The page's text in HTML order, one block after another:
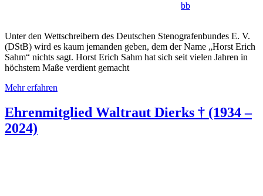
bb
Unter den Wettschreibern des Deutschen Stenografenbundes E. V.
(DStB) wird es kaum jemanden geben, dem der Name „Horst Erich
Sahm“ nichts sagt. Horst Erich Sahm hat sich seit vielen Jahren in
höchstem Maße verdient gemacht
Mehr erfahren
Ehrenmitglied Waltraut Dierks † (1934 –
2024)